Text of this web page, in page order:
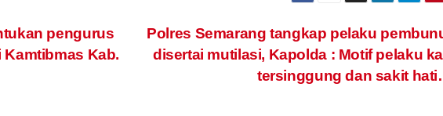
Polres Semarang tangkap pelaku
disertai mutilasi, Kapolda : Motif pelaku
tersinggung dan sakit
pengurus
Kamtibmas Kab.